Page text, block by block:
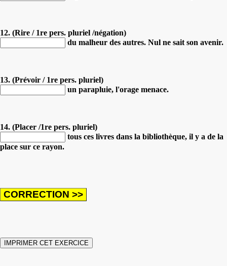
12. (Rire / 1re pers. pluriel /négation)
du malheur des autres. Nul ne sait son avenir.
13. (Prévoir / 1re pers. pluriel)
un parapluie, l'orage menace.
14. (Placer /1re pers. pluriel)
tous ces livres dans la bibliothèque, il y a de la
place sur ce rayon.